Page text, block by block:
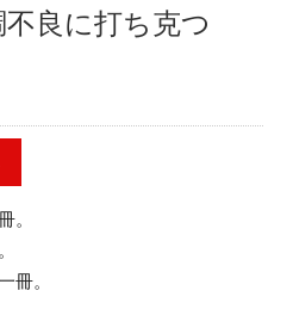
良に打ち克つ
冊。